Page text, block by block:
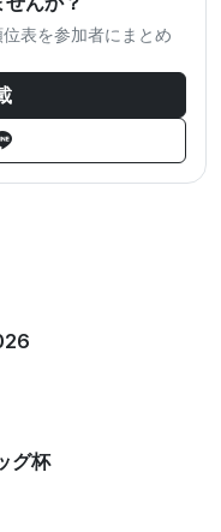
表を参加者にまとめ
グ杯